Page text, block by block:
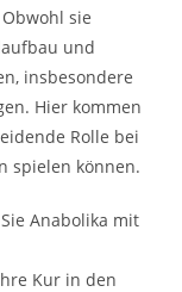
sie
und
insbesondere
Hier kommen
Rolle bei
spielen können.
Anabolika mit
Kur in den